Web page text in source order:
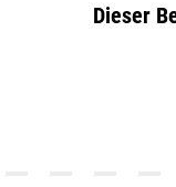
Dieser